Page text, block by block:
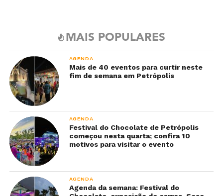
MAIS POPULARES
AGENDA
Mais de 40 eventos para curtir neste
fim de semana em Petrópolis
AGENDA
Festival do Chocolate de Petrópolis
começou nesta quarta; confira 10
motivos para visitar o evento
AGENDA
Agenda da semana: Festival do